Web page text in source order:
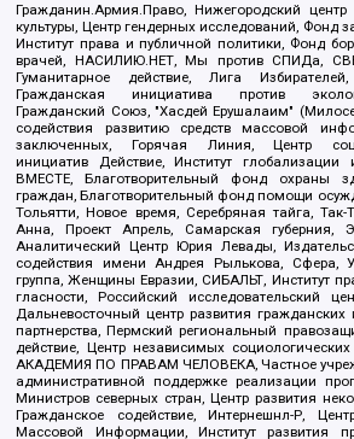
Гражданин.Армия.Право, Нижегородский
культуры, Центр гендерных исследований, Фонд
Институт права и публичной политики, Фонд
врачей, НАСИЛИЮ.НЕТ, Мы против СПИДа,
Гуманитарное действие, Лига
Гражданская инициатива против
Гражданский Союз, "Хасдей Ерушалаим"
содействия развитию средств массовой
заключенных, Горячая Линия, Центр
инициатив Действие, Институт
ВМЕСТЕ, Благотворительный фонд охраны
граждан, Благотворительный фонд помощи
Тольятти, Новое время, Серебряная тайга, Так-
Анна, Проект Апрель, Самарская губерния,
Аналитический Центр Юрия Левады,
содействия имени Андрея Рылькова, Сфера,
группа, Женщины Евразии, СИБАЛЬТ, Институт
гласности, Российский исследовательский
Дальневосточный центр развития
партнерства, Пермский региональный
действие, Центр независимых
АКАДЕМИЯ ПО ПРАВАМ ЧЕЛОВЕКА, Частное
административной поддержке реализации
Министров северных стран, Центр развития
Гражданское содействие, Интернешнл-Р,
Массовой Информации, Институт развития